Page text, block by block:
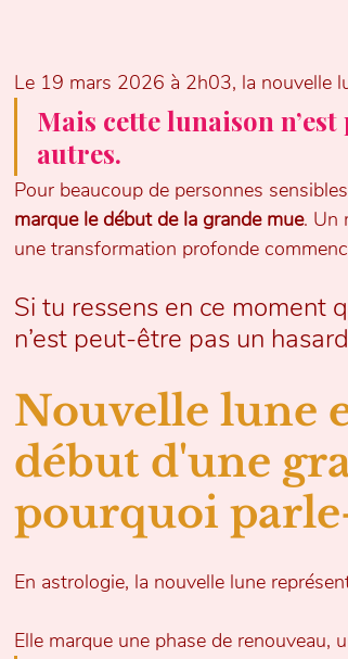
Le 19 mars 2026 à 2h03, la nouvelle
Mais cette lunaison
autres.
Pour beaucoup de personnes
marque le début de la grande mue. Un
une transformation profonde
Si tu ressens en ce moment
n’est peut-être pas un
Nouvelle lune
début d'une
pourquoi
En astrologie, la nouvelle lune
Elle marque une phase de renouveau,